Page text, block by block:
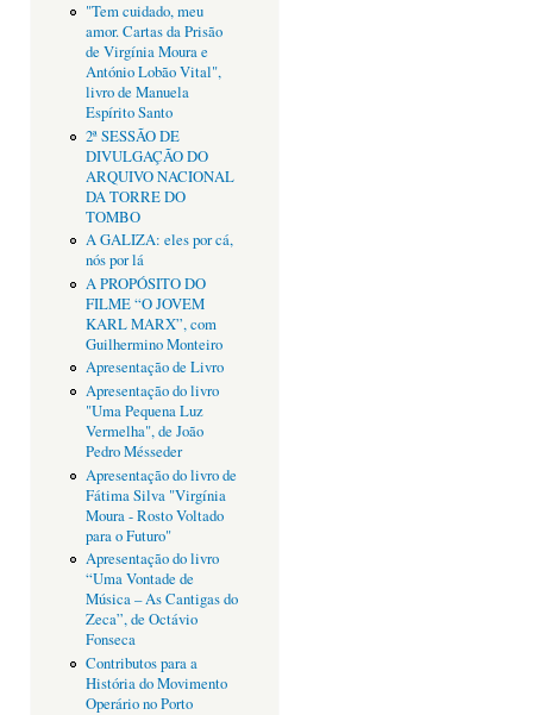
"Tem cuidado, meu
amor. Cartas da Prisão
de Virgínia Moura e
António Lobão Vital",
livro de Manuela
Espírito Santo
2ª SESSÃO DE
DIVULGAÇÃO DO
ARQUIVO NACIONAL
DA TORRE DO
TOMBO
A GALIZA: eles por cá,
nós por lá
A PROPÓSITO DO
FILME “O JOVEM
KARL MARX”, com
Guilhermino Monteiro
Apresentação de Livro
Apresentação do livro
"Uma Pequena Luz
Vermelha", de João
Pedro Mésseder
Apresentação do livro de
Fátima Silva "Virgínia
Moura - Rosto Voltado
para o Futuro"
Apresentação do livro
“Uma Vontade de
Música – As Cantigas do
Zeca”, de Octávio
Fonseca
Contributos para a
História do Movimento
Operário no Porto